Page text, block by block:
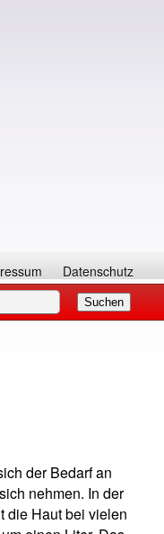
Datenschutz
der Bedarf an
nehmen. In der
die Haut bei vielen